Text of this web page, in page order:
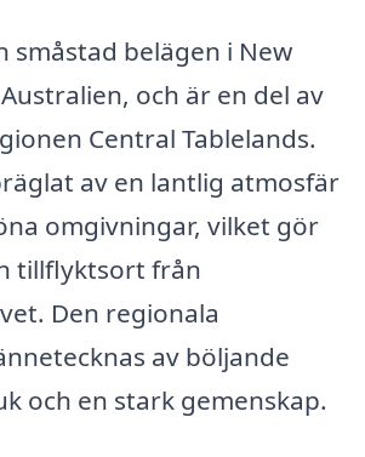
småstad belägen i New
och är en del av
Central Tablelands.
av en lantlig atmosfär
omgivningar, vilket gör
tillflyktsort från
Den regionala
av böljande
och en stark gemenskap.